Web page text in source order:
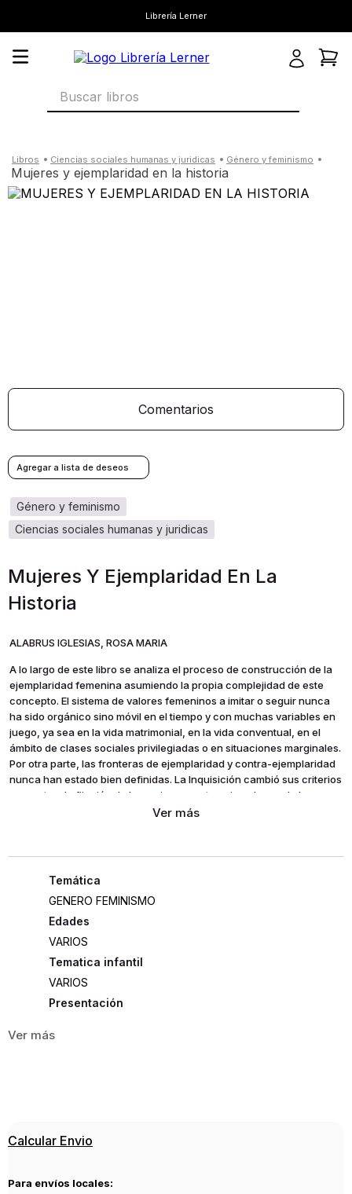
Librería Lerner
Buscar libros
ciencias sociales humanas y juridicas género y feminismo
mujeres y ejemplaridad en la historia
Comentarios
ciencias sociales humanas y juridicas
género y feminismo
Mujeres Y Ejemplaridad En La
Historia
ALABRUS IGLESIAS, ROSA MARIA
A lo largo de este libro se analiza el proceso de construcción de la
ejemplaridad femenina asumiendo la propia complejidad de este
concepto. El sistema de valores femeninos a imitar o seguir nunca
ha sido orgánico sino móvil en el tiempo y con muchas variables en
juego, ya sea en la vida matrimonial, en la vida conventual, en el
ámbito de clases sociales privilegiadas o en situaciones marginales.
Por otra parte, las fronteras de ejemplaridad y contra-ejemplaridad
nunca han estado bien definidas. La Inquisición cambió sus criterios
respecto a la fijación de las mujeres contra-ejemplares, de las
brujas a las ilusas, siempre desde la óptica de género, con una
época moderna, dentro y fuera de España, nos ilustran acerca de
los arquetipos femeninos a admirar o a censurar. La propia realidad
presenta, a lo largo del tiempo, muchas curvas y fluctuaciones.
GENERO FEMINISMO
Edades
VARIOS
Tematica infantil
VARIOS
Presentación
CATEDRA
2024
Calcular Envio
Para envíos locales: